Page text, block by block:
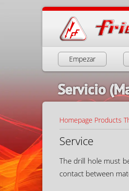
Empezar
Servicio
Homepage Products
Service
The drill hole must
contact between